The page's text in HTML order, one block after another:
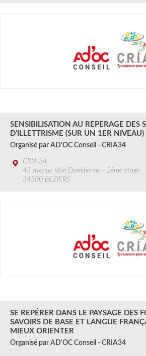
SENSIBILISATION AU REPERAGE DES
D’ILLETTRISME (SUR UN 1ER NIVEAU)
Organisé par AD'OC Conseil - CRIA34
CRIA 34
43 avenue Voie Domitienne - 2ème étage
34500 BEZIERS
SE REPÉRER DANS LE PAYSAGE DES
SAVOIRS DE BASE ET LANGUE
MIEUX ORIENTER
Organisé par AD'OC Conseil - CRIA34